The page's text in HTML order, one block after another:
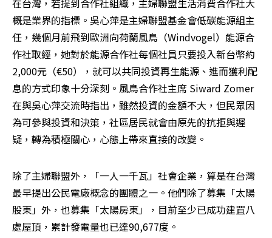
在台灣，若提到合作社組織，主婦聯盟生活消費合作社大
概是業界的指標。吳心萍是主婦聯盟基金會低碳能源組主
任，幾個月前飛到歐洲向荷蘭風鳥（Windvogel）能源合
作社取經，她對於能源合作社每個社員只要投入新台幣約
2,000元（€50），就可以共同投資再生能源、進而獲利配
息的方式印象十分深刻。風鳥合作社主席 Siward Zomer
在與吳心萍交流時指出，雖然投資的金額不大，但民眾因
為可參與投資和決策，社區居民就會由原先的抗拒與遲
疑，轉為積極關心，心態上帶來直接的改變。
除了主婦聯盟外，「一人一千瓦」社會企業，算是在台灣
最早提出公民電廠概念的團體之一。他們除了募集「太陽
股東」外，也募集「太陽房東」，目前至少已成功建罝八
處屋頂，累計發電量也已達90,677度。